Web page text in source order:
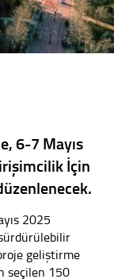
6-7 Mayıs
İçin
2025
geliştirme
seçilen 150